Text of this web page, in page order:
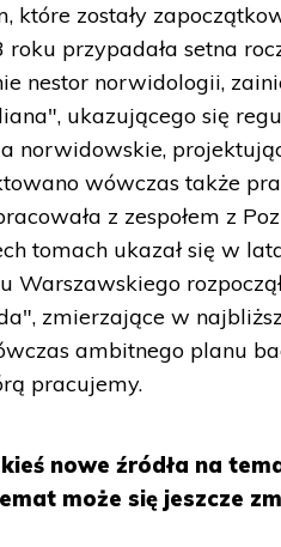
które zostały
przypadała setna
nestor norwidologii,
ukazującego się
norwidowskie,
wówczas także
z zespołem z
tomach ukazał się w
Warszawskiego
zmierzające w
ambitnego planu
pracujemy.
nowe źródła na
może się jeszcze